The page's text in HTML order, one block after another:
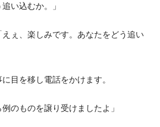
い込むか。」
ぇ、楽しみです。あなたをどう追い
目を移し電話をかけます。
のものを譲り受けましたよ」